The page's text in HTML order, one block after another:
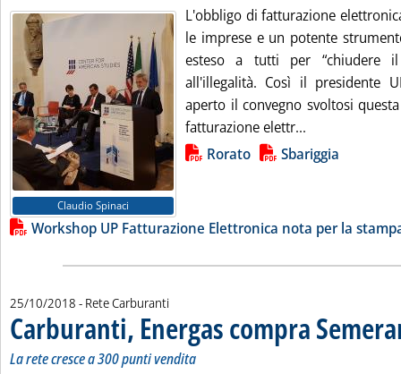
Claudio Spinaci
L'obbligo di fatturazione
le imprese e un potente
esteso a tutti per “chiudere
all'illegalità. Così il presidente
aperto il convegno svoltosi
fatturazione elettr...
Lista allegati PDF alla notizia
Rorato Sbariggia
Workshop UP Fatturazione Elettronica nota per la
25/10/2018 - Rete Carburanti
Carburanti, Energas compra
La rete cresce a 300 punti vendita